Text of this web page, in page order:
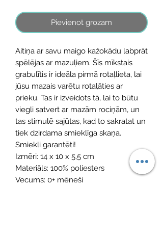
Pievienot grozam
Aitiņa ar savu maigo kažokādu labprāt
spēlējas ar mazuļiem. Šīs mīkstais
grabulītis ir ideāla pirmā rotaļlieta, lai
jūsu mazais varētu rotaļāties ar
prieku. Tas ir izveidots tā, lai to būtu
viegli satvert ar mazām rociņām, un
tas stimulē sajūtas, kad to sakratat un
tiek dzirdama smieklīga skaņa.
Smiekli garantēti!
Izmēri: 14 x 10 x 5,5 cm
Materiāls: 100% poliesters
Vecums: 0+ mēneši